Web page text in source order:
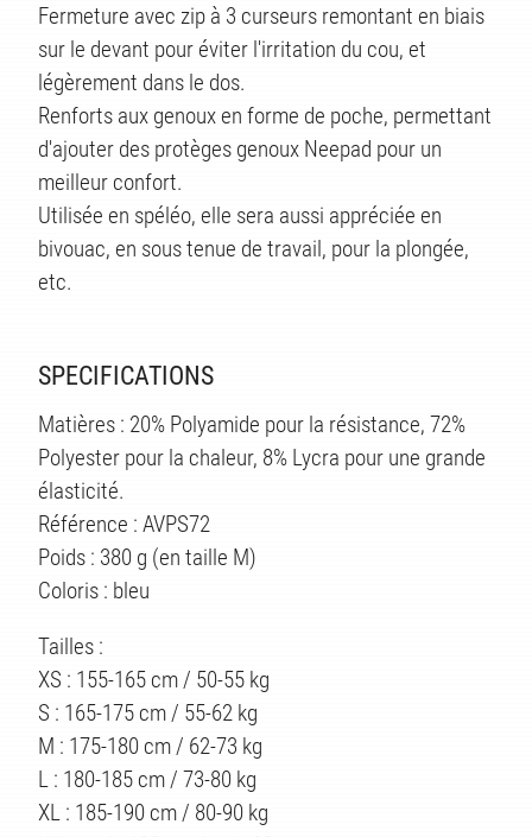
Fermeture avec zip à 3 curseurs remontant en biais
sur le devant pour éviter l'irritation du cou, et
légèrement dans le dos.
Renforts aux genoux en forme de poche, permettant
d'ajouter des protèges genoux Neepad pour un
meilleur confort.
Utilisée en spéléo, elle sera aussi appréciée en
bivouac, en sous tenue de travail, pour la plongée,
etc.
SPECIFICATIONS
Matières : 20% Polyamide pour la résistance, 72%
Polyester pour la chaleur, 8% Lycra pour une grande
élasticité.
Référence : AVPS72
Poids : 380 g (en taille M)
Coloris : bleu
Tailles :
XS : 155-165 cm / 50-55 kg
S : 165-175 cm / 55-62 kg
M : 175-180 cm / 62-73 kg
L : 180-185 cm / 73-80 kg
XL : 185-190 cm / 80-90 kg